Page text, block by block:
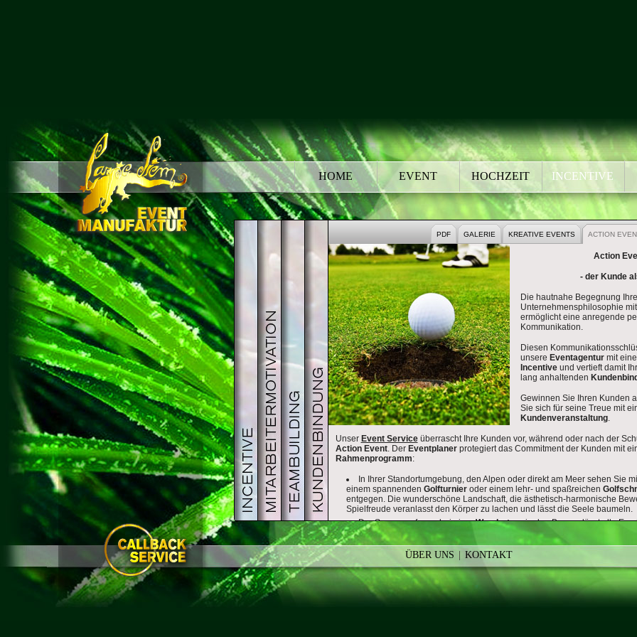
HOME EVENT HOCHZEIT INCENTIVE
PDF
MITARBEITERMOTIVATION
ACTION EVENTS
KREATIVE EVENTS
GALERIE
PDF KREATIVE EVENTS
GALERIE
PDF
KUNDENBINDUNG
ACTION
KREATIVE EVENTS
GALERIE
PDF
Action
- der Kunde
Die hautnahe Begegnung
Unternehmensphilosophie
ermöglicht eine anregende
Kommunikation.
Diesen
unsere Eventagenturmit
Incentiveund vertieft damit
lang anhaltenden
Gewinnen Sie Ihren Kunden
Sie sich für seine Treue mit
Kundenveranstaltung.
Unser Event Serviceüberrascht Ihre Kunden vor, während oder nach der
Action Event. DerEventplanerprotegiert das Commitment der Kunden mit
Rahmenprogramm:
In Ihrer Standortumgebung, den Alpen oder direkt am Meer sehen Sie
einem spannenden Golfturnieroder einem lehr- und spaßreichen
entgegen. Die wunderschöne Landschaft, die ästhetisch-harmonische
Spielfreude veranlasst den Körper zu lachen und lässt die Seele baumeln.
Der Sonnenaufgang bei einerWandertourin den Bergen lässt alle
und nimmt das Herz in beide Hände. Stolz, den Aufstieg hinter sich, ist die
gemolken zu werden und die Sennerin weist Ihre Kunden in die Kunst der
Butter und Käse ein.
Bei einemSegeltörndas berauschende Freiheitsgefühl in der Brust,
See segelnd, berührt die Gischt der Wellen sanft die Haut. Auf Kommando
Hand in Hand gelöst und die nächste Welle wird mit voller Kraft voraus
ÜBER UNS KONTAKT